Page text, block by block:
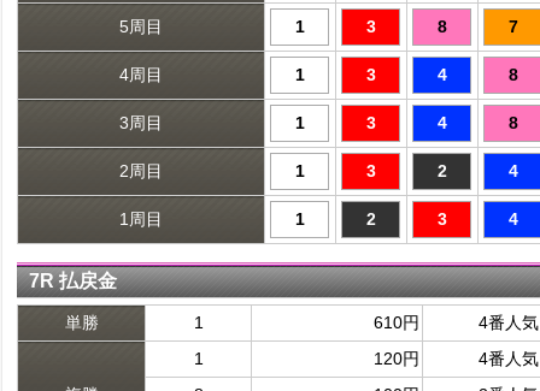
5周目 1 3 8 7
4周目 1 3 4 8
3周目 1 3 4 8
2周目 1 3 2 4
1周目 1 2 3 4
7R 払戻金
単勝 1 610円 4番人気
1 120円
4番人気